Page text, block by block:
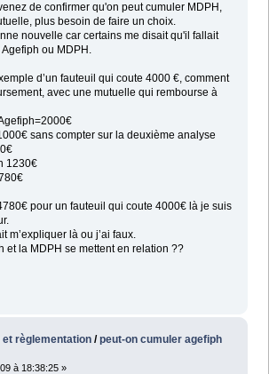
de confirmer qu'on peut cumuler MDPH,
plus besoin de faire un choix.
nouvelle car certains me disait qu'il fallait
ou MDPH.
d’un fauteuil qui coute 4000 €, comment
avec une mutuelle qui rembourse à
sans compter sur la deuxième analyse
1230€
pour un fauteuil qui coute 4000€ là je suis
m’expliquer là ou j’ai faux.
et la MDPH se mettent en relation ??
règlementation /peut-on cumuler agefiph
à 18:38:25 »